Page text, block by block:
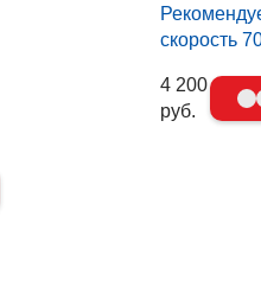
скорость
4 200
руб.